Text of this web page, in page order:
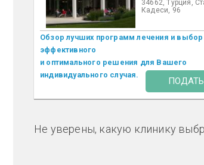
34662, Турция,
Кадеси, 96
Обзор лучших программ лечения и выбор
эффективного
и оптимального решения для Вашего
индивидуального случая.
Не уверены, какую клинику